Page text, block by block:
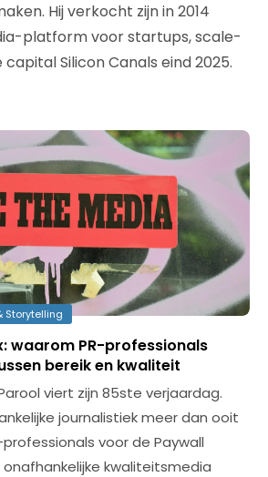
Hij verkocht zijn in 2014
platform voor startups, scale-
Silicon Canals eind 2025.
Storytelling
waarom PR-professionals
bereik en kwaliteit
viert zijn 85ste verjaardag.
journalistiek meer dan ooit
voor de Paywall
onafhankelijke kwaliteitsmedia